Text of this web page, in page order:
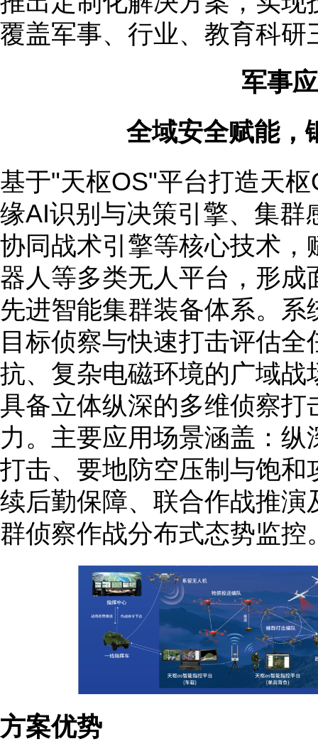
覆盖军事、行业、教育科研
军事
全域安全赋能，
基于"天枢OS"平台打造天
缘AI识别与决策引擎、集群
协同战术引擎等核心技术
器人等多类无人平台，形
先进智能集群装备体系。
目标侦察与快速打击评估
抗、复杂电磁环境的广域
具备立体纵深的多维侦察
力。主要应用场景涵盖：
打击、要地防空压制与饱
续后勤保障、联合作战推
群侦察作战分布式态势监控
方案优势